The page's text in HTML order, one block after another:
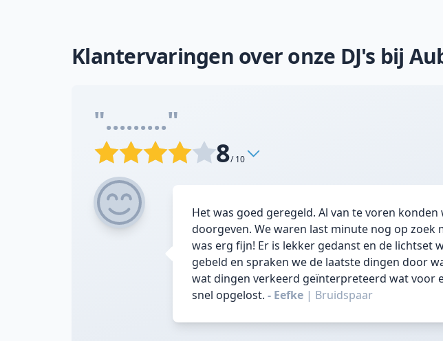
Klantervaringen over onze DJ's bij
"........."
8/ 10
Het was goed geregeld. Al van te voren
doorgeven. We waren last minute nog op zoek
was erg fijn! Er is lekker gedanst en de lichtset
gebeld en spraken we de laatste dingen door
wat dingen verkeerd geïnterpreteerd wat voor
snel opgelost. - Eefke | Bruidspaar